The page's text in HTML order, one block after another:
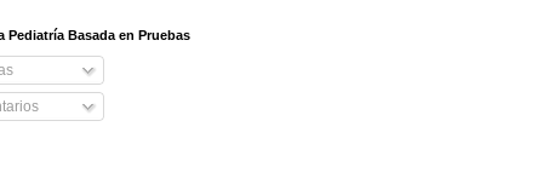
Pediatría Basada en Pruebas